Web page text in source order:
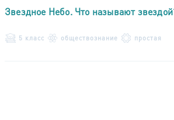
Звездное Небо. Что называют
5 класс обществознание простая